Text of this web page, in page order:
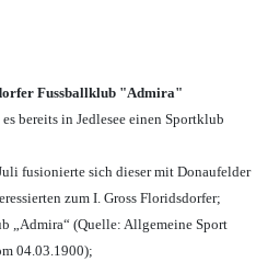
Fussballklub "Admira"
bereits in Jedlesee einen Sportklub
fusionierte sich dieser mit Donaufelder
zum I. Gross Floridsdorfer;
„Admira“ (Quelle: Allgemeine Sport
04.03.1900);